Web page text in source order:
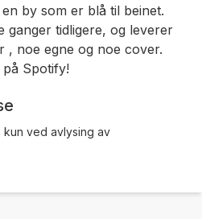
by som er blå til beinet.
ganger tidligere, og leverer
, noe egne og noe cover.
Spotify!
ved avlysing av